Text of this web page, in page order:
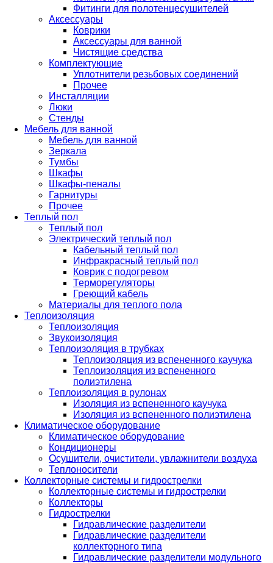
Фитинги для полотенцесушителей
Аксессуары
Коврики
Аксессуары для ванной
Чистящие средства
Комплектующие
Уплотнители резьбовых соединений
Прочее
Инсталляции
Люки
Стенды
Мебель для ванной
Мебель для ванной
Зеркала
Тумбы
Шкафы
Шкафы-пеналы
Гарнитуры
Прочее
Теплый пол
Теплый пол
Электрический теплый пол
Кабельный теплый пол
Инфракрасный теплый пол
Коврик с подогревом
Терморегуляторы
Греющий кабель
Материалы для теплого пола
Теплоизоляция
Теплоизоляция
Звукоизоляция
Теплоизоляция в трубках
Теплоизоляция из вспененного каучука
Теплоизоляция из вспененного
полиэтилена
Теплоизоляция в рулонах
Изоляция из вспененного каучука
Изоляция из вспененного полиэтилена
Климатическое оборудование
Климатическое оборудование
Кондиционеры
Осушители, очистители, увлажнители воздуха
Теплоносители
Коллекторные системы и гидрострелки
Коллекторные системы и гидрострелки
Коллекторы
Гидрострелки
Гидравлические разделители
Гидравлические разделители
коллекторного типа
Гидравлические разделители модульного